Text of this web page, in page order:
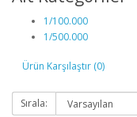
1/100.000
1/500.000
Ürün Karşılaştır (0)
Sırala: